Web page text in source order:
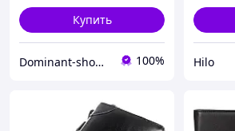
Купить
Dominant-shop.com.ua 100% Hilo